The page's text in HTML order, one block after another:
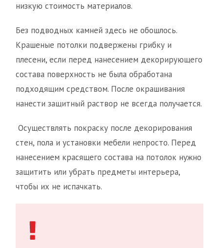
низкую стоимость материалов.
Без подводных камней здесь не обошлось.
Крашеные потолки подвержены грибку и
плесени, если перед нанесением декорирующего
состава поверхность не была обработана
подходящим средством. После окрашивания
нанести защитный раствор не всегда получается.
Осуществлять покраску после декорирования
стен, пола и установки мебели непросто. Перед
нанесением красящего состава на потолок нужно
защитить или убрать предметы интерьера,
чтобы их не испачкать.